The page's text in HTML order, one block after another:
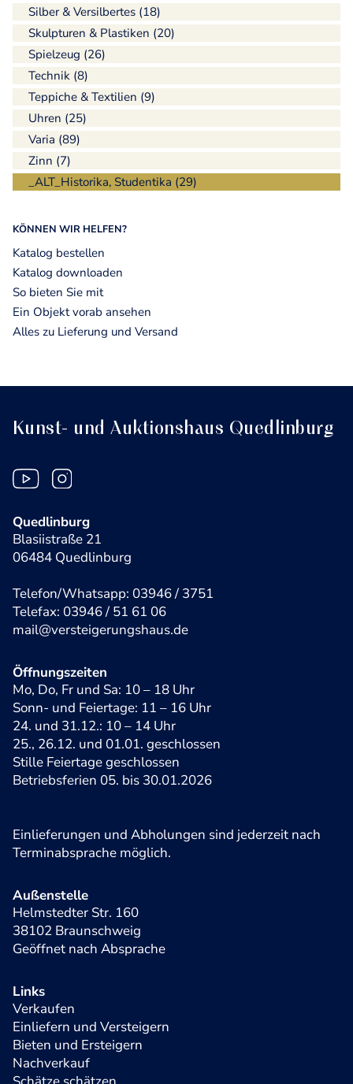
Silber & Versilbertes (18)
Skulpturen & Plastiken (20)
Spielzeug (26)
Technik (8)
Teppiche & Textilien (9)
Uhren (25)
Varia (89)
Zinn (7)
_ALT_Historika, Studentika (29)
KÖNNEN WIR HELFEN?
Katalog bestellen
Katalog downloaden
So bieten Sie mit
Ein Objekt vorab ansehen
Alles zu Lieferung und Versand
Kunst- und Auktionshaus Quedlinburg
Quedlinburg
Blasiistraße 21
06484 Quedlinburg
Telefon/Whatsapp: 03946 / 3751
Telefax: 03946 / 51 61 06
mail@versteigerungshaus.de
Öffnungszeiten
Mo, Do, Fr und Sa: 10 – 18 Uhr
Sonn- und Feiertage: 11 – 16 Uhr
24. und 31.12.: 10 – 14 Uhr
25., 26.12. und 01.01. geschlossen
Stille Feiertage geschlossen
Betriebsferien 05. bis 30.01.2026
Einlieferungen und Abholungen sind jederzeit nach
Terminabsprache möglich.
Außenstelle
Helmstedter Str. 160
38102 Braunschweig
Geöffnet nach Absprache
Links
Verkaufen
Einliefern und Versteigern
Bieten und Ersteigern
Nachverkauf